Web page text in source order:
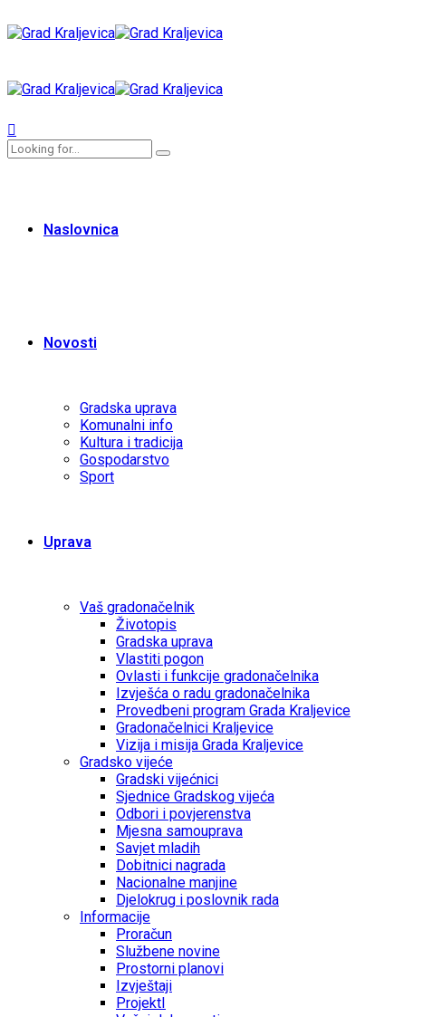
Naslovnica
Novosti
Gradska uprava
Komunalni info
Kultura i tradicija
Gospodarstvo
Sport
Uprava
Vaš gradonačelnik
Životopis
Gradska uprava
Vlastiti pogon
Ovlasti i funkcije gradonačelnika
Izvješća o radu gradonačelnika
Provedbeni program Grada Kraljevice
Gradonačelnici Kraljevice
Vizija i misija Grada Kraljevice
Gradsko vijeće
Gradski vijećnici
Sjednice Gradskog vijeća
Odbori i povjerenstva
Mjesna samouprava
Savjet mladih
Dobitnici nagrada
Nacionalne manjine
Djelokrug i poslovnik rada
Informacije
Proračun
Službene novine
Prostorni planovi
Izvještaji
ProjektI